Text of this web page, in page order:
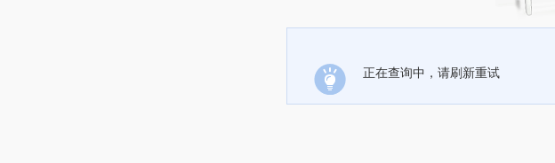
正在查询中，请刷新重试